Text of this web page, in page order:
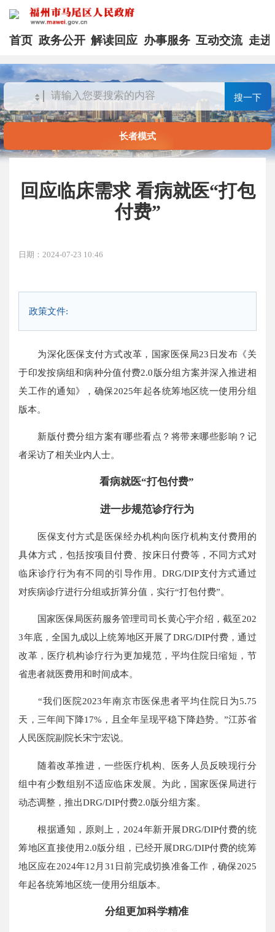
首页 政务公开 解读回应 办事服务 互动交流 走进
搜一下
长者模式
回应临床需求 看病就医“打包
付费”
日期：2024-07-23 10:46
政策文件:
为深化医保支付方式改革，国家医保局23日发布《关
于印发按病组和病种分值付费2.0版分组方案并深入推进相
关工作的通知》，确保2025年起各统筹地区统一使用分组
版本。
新版付费分组方案有哪些看点？将带来哪些影响？记
者采访了相关业内人士。
看病就医“打包付费”
进一步规范诊疗行为
医保支付方式是医保经办机构向医疗机构支付费用的
具体方式，包括按项目付费、按床日付费等，不同方式对
临床诊疗行为有不同的引导作用。DRG/DIP支付方式通过
对疾病诊疗进行分组或折算分值，实行“打包付费”。
国家医保局医药服务管理司司长黄心宇介绍，截至202
3年底，全国九成以上统筹地区开展了DRG/DIP付费，通过
改革，医疗机构诊疗行为更加规范，平均住院日缩短，节
省患者就医费用和时间成本。
“我们医院2023年南京市医保患者平均住院日为5.75
天，三年间下降17%，且全年呈现平稳下降趋势。”江苏省
人民医院副院长宋宁宏说。
随着改革推进，一些医疗机构、医务人员反映现行分
组中有少数组别不适应临床发展。为此，国家医保局进行
动态调整，推出DRG/DIP付费2.0版分组方案。
根据通知，原则上，2024年新开展DRG/DIP付费的统
筹地区直接使用2.0版分组，已经开展DRG/DIP付费的统筹
地区应在2024年12月31日前完成切换准备工作，确保2025
年起各统筹地区统一使用分组版本。
分组更加科学精准